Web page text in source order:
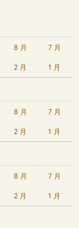
8 月 7 月
2 月 1 月
8 月 7 月
2 月 1 月
8 月 7 月
2 月 1 月